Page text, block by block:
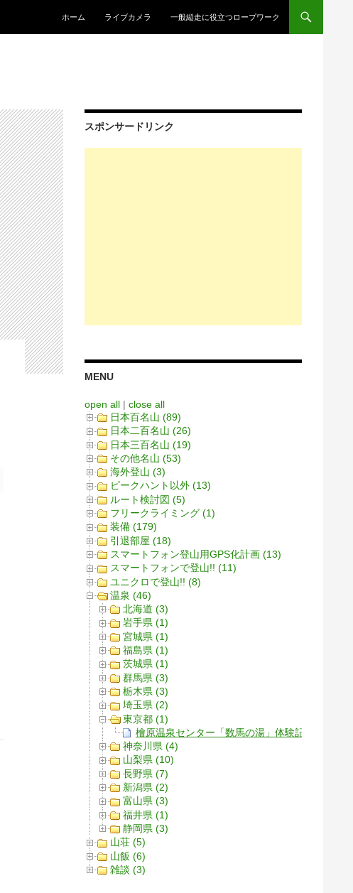
ホーム
ライブカメラ 一般縦走に役立つロープワーク
スポンサードリンク
MENU
open all | close all
日本百名山 (89)
日本二百名山 (26)
日本三百名山 (19)
その他名山 (53)
海外登山 (3)
ピークハント以外 (13)
ルート検討図 (5)
フリークライミング (1)
装備 (179)
引退部屋 (18)
スマートフォン登山用GPS化計画 (13)
スマートフォンで登山!! (11)
ユニクロで登山!! (8)
温泉 (46)
北海道 (3)
岩手県 (1)
宮城県 (1)
福島県 (1)
茨城県 (1)
群馬県 (3)
栃木県 (3)
埼玉県 (2)
東京都 (1)
檜原温泉センター「数馬の湯」体験記
神奈川県 (4)
山梨県 (10)
長野県 (7)
新潟県 (2)
富山県 (3)
福井県 (1)
静岡県 (3)
山荘 (5)
山飯 (6)
雑談 (3)